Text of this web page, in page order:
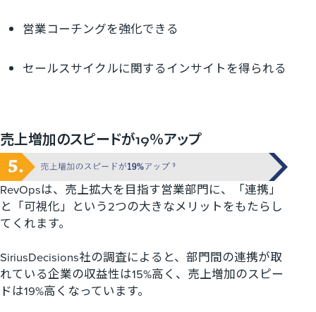
営業コーチングを強化できる
セールスサイクルに関するインサイトを得られる
売上増加のスピードが19％アップ
RevOpsは、売上拡大を目指す営業部門に、「連携」
と「可視化」という2つの大きなメリットをもたらし
てくれます。
SiriusDecisions社の調査によると、部門間の連携が取
れている企業の収益性は15%高く、売上増加のスピー
ドは19%高くなっています。